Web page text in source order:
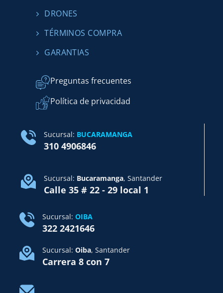
DRONES
TÉRMINOS COMPRA
GARANTIAS
Preguntas frecuentes
Política de privacidad
Sucursal: BUCARAMANGA
310 4906846
Sucursal: Bucaramanga, Santander
Calle 35 # 22 - 29 local 1
Sucursal: OIBA
322 2421646
Sucursal: Oiba, Santander
Carrera 8 con 7